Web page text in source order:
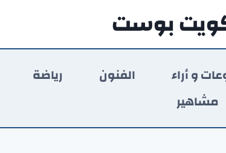
بوست
و أراء الفنون رياضة
مشاهير